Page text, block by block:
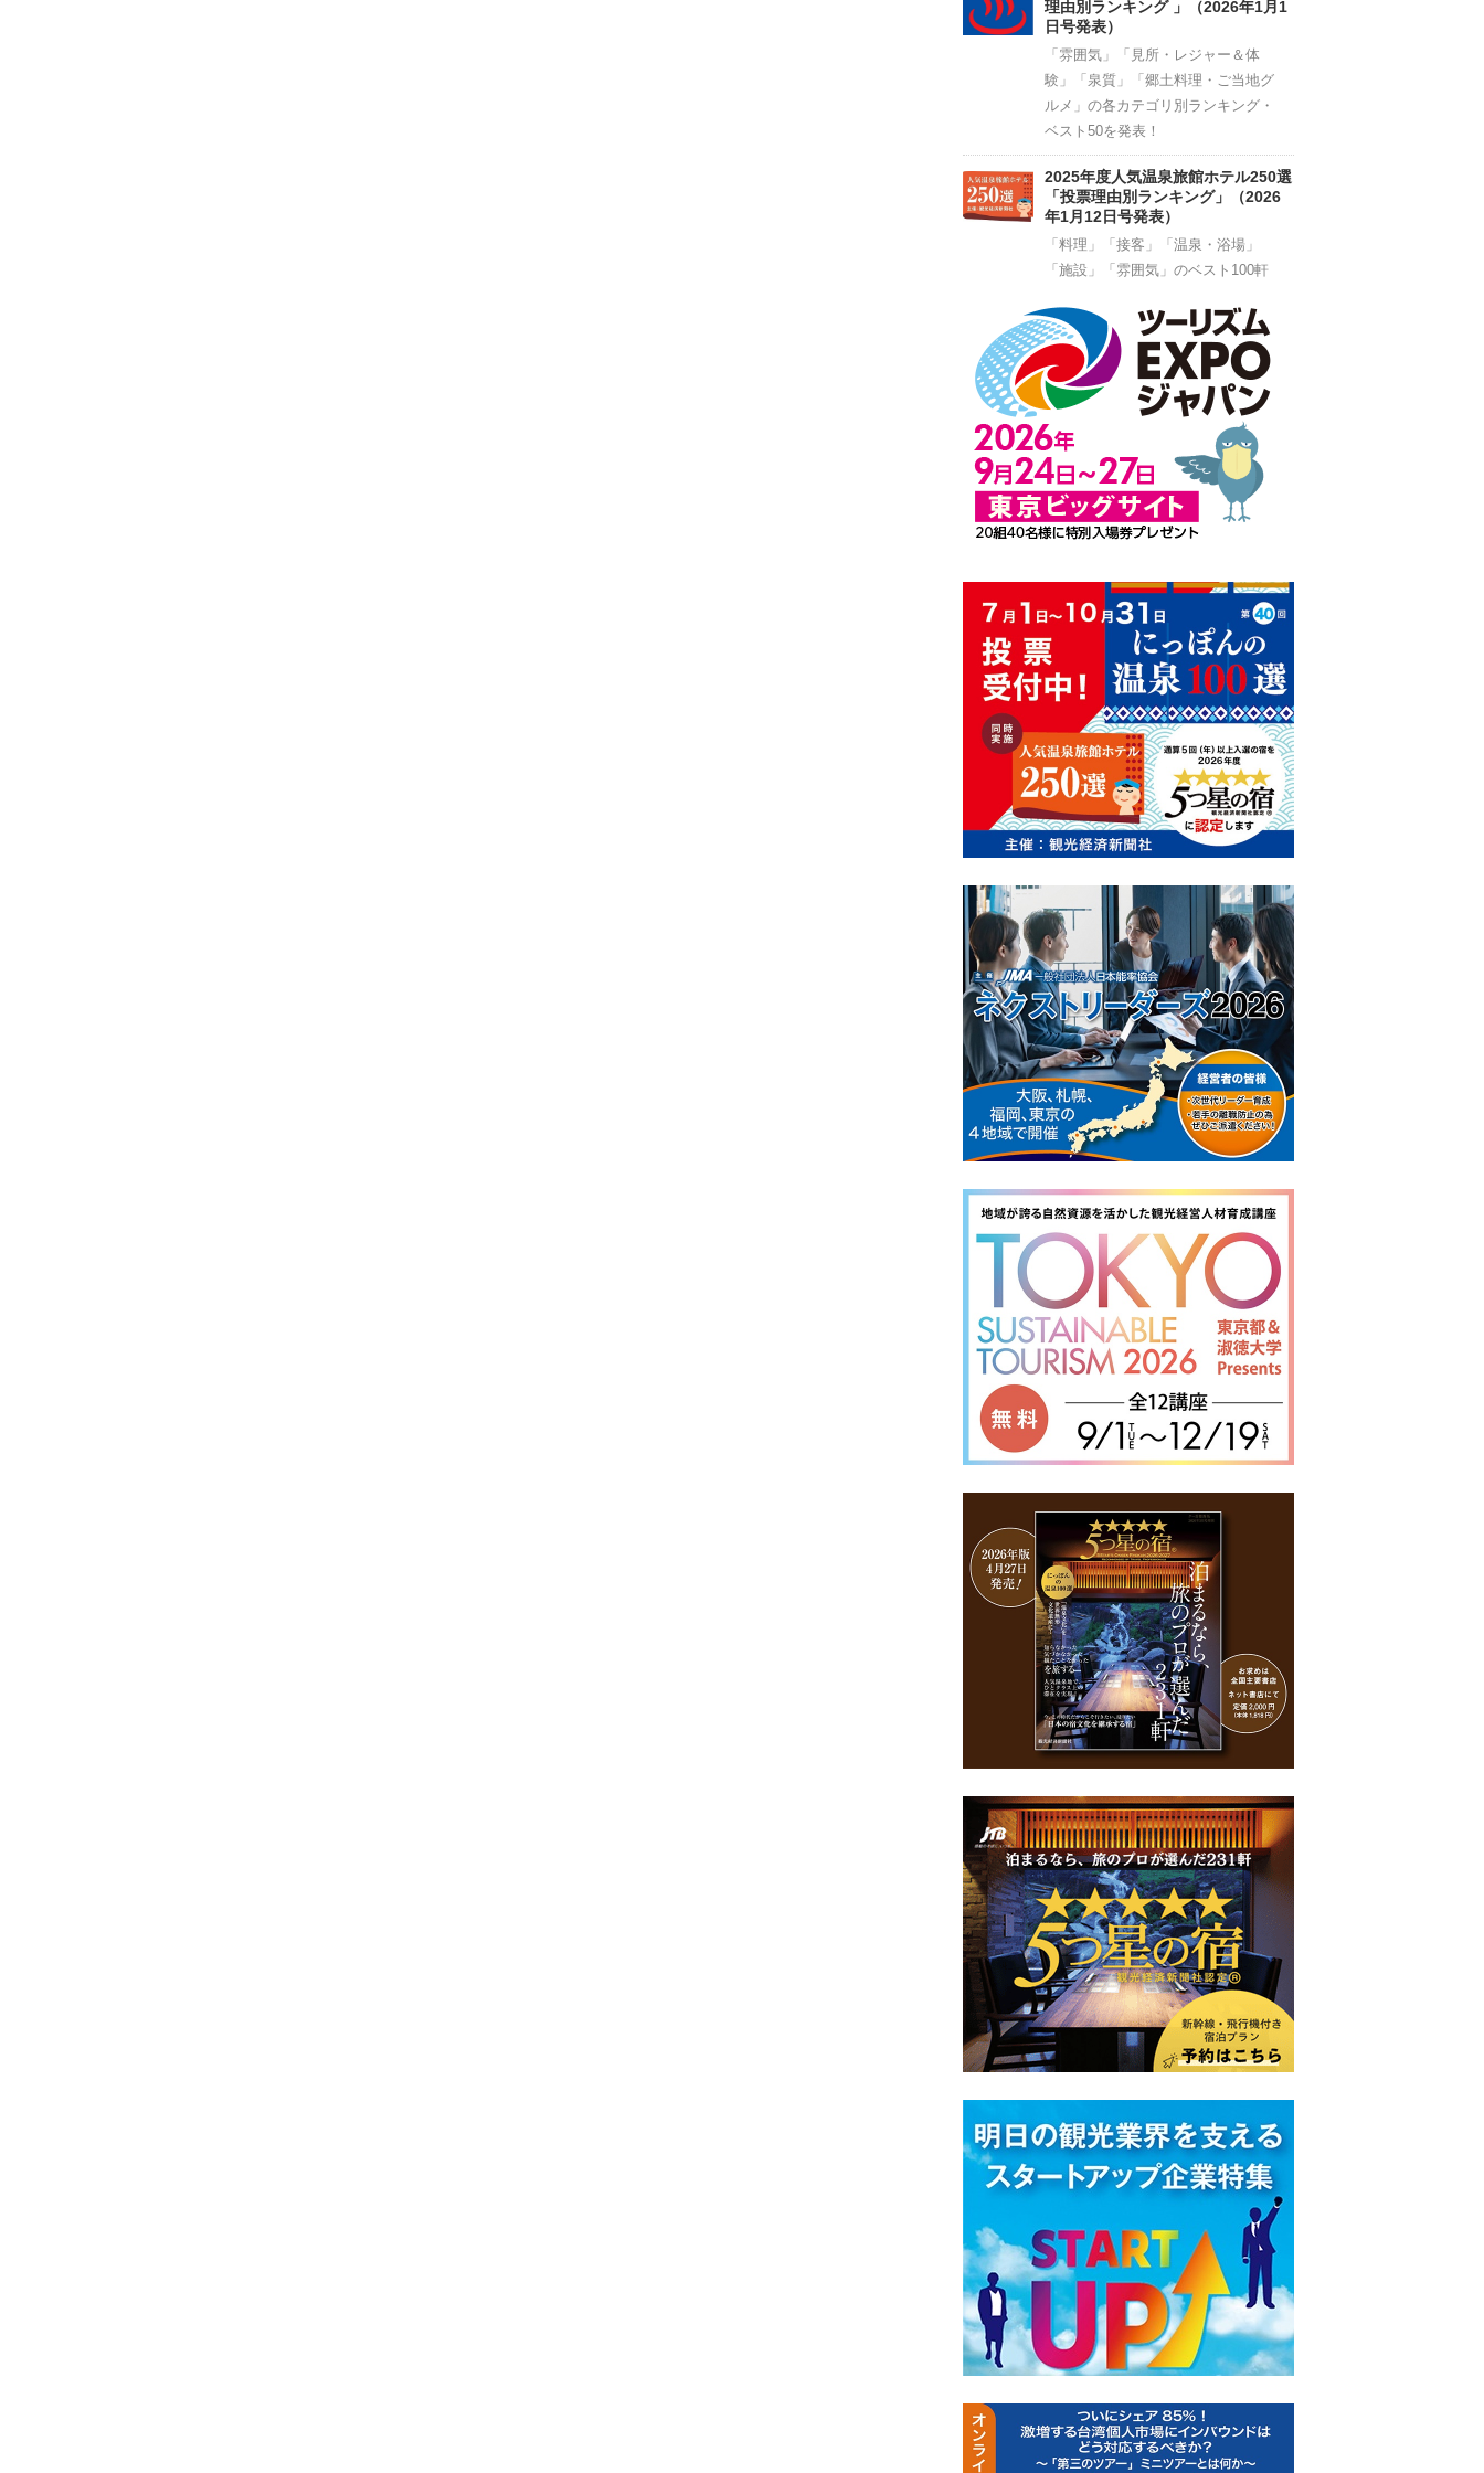
理由別ランキング 」（2026年1月1
日号発表）
「雰囲気」「見所・レジャー＆体
験」「泉質」「郷土料理・ご当地グ
ルメ」の各カテゴリ別ランキング・
ベスト50を発表！
2025年度人気温泉旅館ホテル250選
「投票理由別ランキング」（2026
年1月12日号発表）
「料理」「接客」「温泉・浴場」
「施設」「雰囲気」のベスト100軒